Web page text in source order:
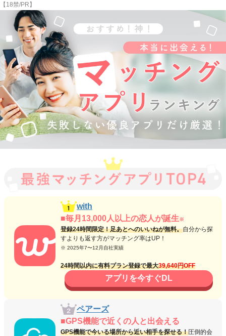
【18禁/PR】
with
■毎月13,000人以上の恋人が誕生※
登録24時間限定！足あとへのいいねが無料。自分から探
すよりも返す方がマッチング率はUP！
※ 2025年7〜12月自社実績
24時間以内に有料プラン登録で最大39,640円OFF
アプリを今すぐDL
ペアーズ
■GPS機能で近くの人と出会える
GPS機能で今いる場所から近い相手を探せる！圧倒的会